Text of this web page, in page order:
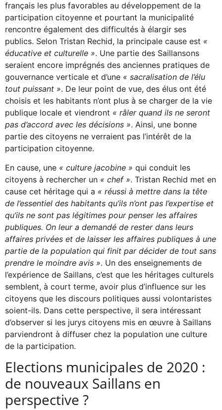
français les plus favorables au développement de la
participation citoyenne et pourtant la municipalité
rencontre également des difficultés à élargir ses
publics. Selon Tristan Rechid, la principale cause est «
éducative et culturelle ». Une partie des Saillansons
seraient encore imprégnés des anciennes pratiques de
gouvernance verticale et d’une « sacralisation de l’élu
tout puissant ». De leur point de vue, des élus ont été
choisis et les habitants n’ont plus à se charger de la vie
publique locale et viendront « râler quand ils ne seront
pas d’accord avec les décisions ». Ainsi, une bonne
partie des citoyens ne verraient pas l’intérêt de la
participation citoyenne.
En cause, une « culture jacobine » qui conduit les
citoyens à rechercher un « chef ». Tristan Rechid met en
cause cet héritage qui a « réussi à mettre dans la tête
de l’essentiel des habitants qu’ils n’ont pas l’expertise et
qu’ils ne sont pas légitimes pour penser les affaires
publiques. On leur a demandé de rester dans leurs
affaires privées et de laisser les affaires publiques à une
partie de la population qui finit par décider de tout sans
prendre le moindre avis ». Un des enseignements de
l’expérience de Saillans, c’est que les héritages culturels
semblent, à court terme, avoir plus d’influence sur les
citoyens que les discours politiques aussi volontaristes
soient-ils. Dans cette perspective, il sera intéressant
d’observer si les jurys citoyens mis en œuvre à Saillans
parviendront à diffuser chez la population une culture
de la participation.
Elections municipales de 2020 :
de nouveaux Saillans en
perspective ?